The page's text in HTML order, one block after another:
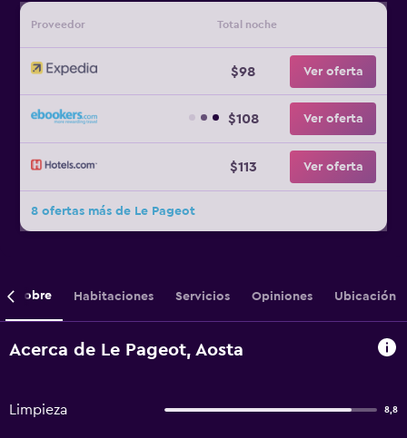
Proveedor Total noche
$98 Ver oferta
$108 Ver oferta
$113 Ver oferta
8 ofertas más de Le Pageot
Sobre Habitaciones Servicios Opiniones Ubicación
Acerca de Le Pageot, Aosta
Limpieza 8,8